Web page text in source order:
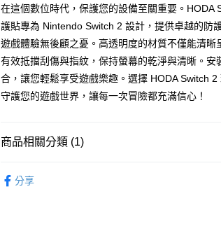
３．未成年的使用者請事先徵得法定代理人或監護人之同
「AFTEE先享後付」，若未經同意申辦者引起之損失，本
任。
４．使用「AFTEE先享後付」時，將依據個別帳號之用戶
即時審查核予不同之上限額度；若仍有額度不足之情形，
５．嚴禁一人註冊多個帳號或使用他人資訊註冊。若發現
形，恩沛科技股份有限公司將有權停止該用戶之使用額度
在這個數位時代，保護您的設備至關重要。HODA
護貼專為 Nintendo Switch 2 設計，提供卓越的防
遊戲體驗無後顧之憂。高透明度的材質不僅能清晰
有效抵擋刮傷與指紋，保持螢幕的乾淨與清晰。安
合，讓您輕鬆享受遊戲樂趣。選擇 HODA Switch 2
守護您的遊戲世界，讓每一次冒險都充滿信心！
商品相關分類 (1)
分享